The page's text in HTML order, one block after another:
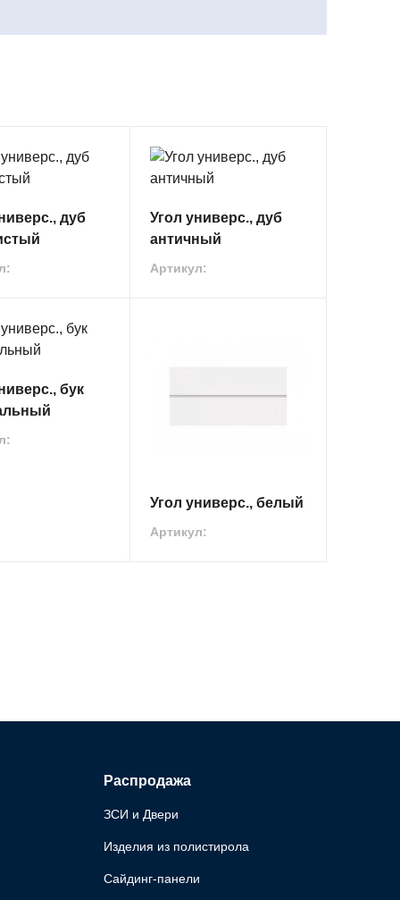
дуб
Угол универс., дуб
античный
Артикул:
бук
Угол универс., белый
Артикул:
Распродажа
ЗСИ и Двери
Изделия из полистирола
Сайдинг-панели